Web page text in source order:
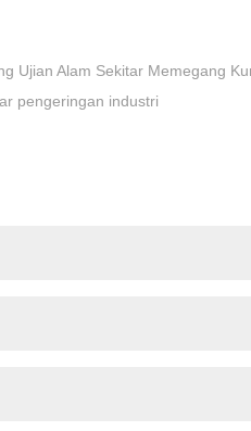
Ujian Alam Sekitar Memegang
pengeringan industri